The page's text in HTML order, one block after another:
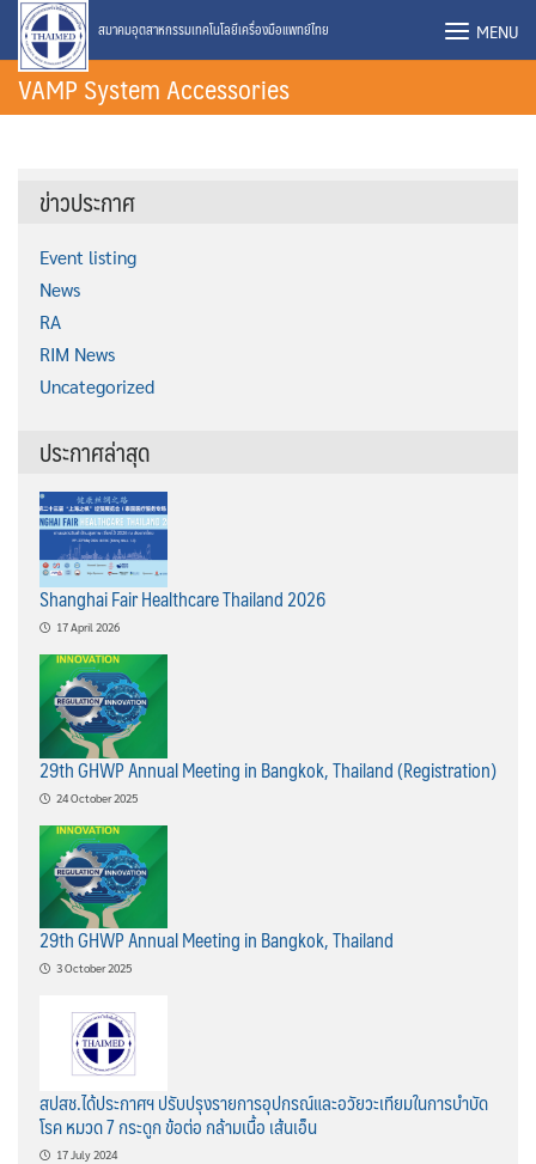
Skip
content
สมาคมอุตสาหกรรมเทคโนโลยีเครื่องมือแพทย์ไทย MENU
VAMP System Accessories
ข่าวประกาศ
Event listing
News
RA
RIM News
Uncategorized
ประกาศล่าสุด
Shanghai Fair Healthcare Thailand 2026
17 April 2026
29th GHWP Annual Meeting in Bangkok, Thailand (Registration)
24 October 2025
29th GHWP Annual Meeting in Bangkok, Thailand
3 October 2025
สปสช.ได้ประกาศฯ ปรับปรุงรายการอุปกรณ์และอวัยวะเทียมในการบำบัด
โรค หมวด 7 กระดูก ข้อต่อ กล้ามเนื้อ เส้นเอ็น
17 July 2024